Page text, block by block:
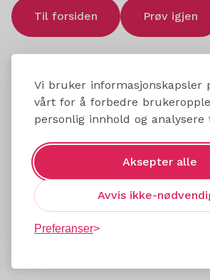
Vi bruker informasjonskapsler
vårt for å forbedre
personlig innhold og analysere
Aksepter alle
Avvis ikke-
Preferanser
Til forsiden Prøv igjen